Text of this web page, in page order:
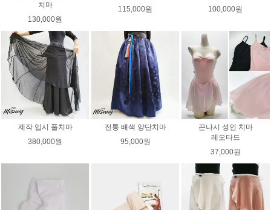
치마
130,000원
115,000원
100,000원
제작 입시 풀치마
380,000원
전통 배색 양단치마
95,000원
끈나시 성인 치마
레오타드
37,000원